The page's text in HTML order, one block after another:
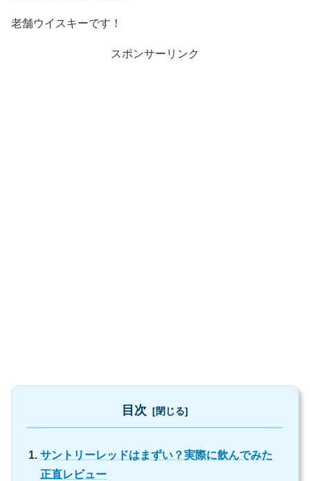
老舗ウイスキーです！
スポンサーリンク
目次
サントリーレッドはまずい？実際に飲んでみた
正直レビュー